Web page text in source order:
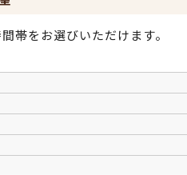
帯をお選びいただけます。